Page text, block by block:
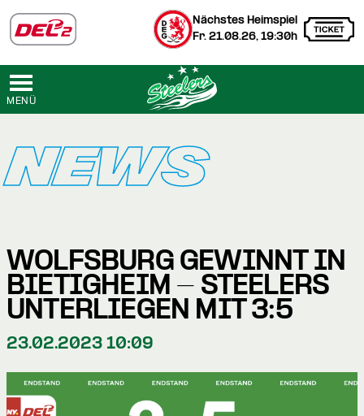
Nächstes Heimspiel
Fr. 21.08.26, 19:30h
MENÜ
NEWS
WOLFSBURG GEWINNT IN
BIETIGHEIM - STEELERS
UNTERLIEGEN MIT 3:5
23.02.2023 10:09